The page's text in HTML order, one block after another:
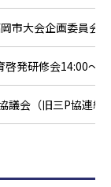
市大会企画委員会
啓発研修会14:00～
議会（旧三P協連絡